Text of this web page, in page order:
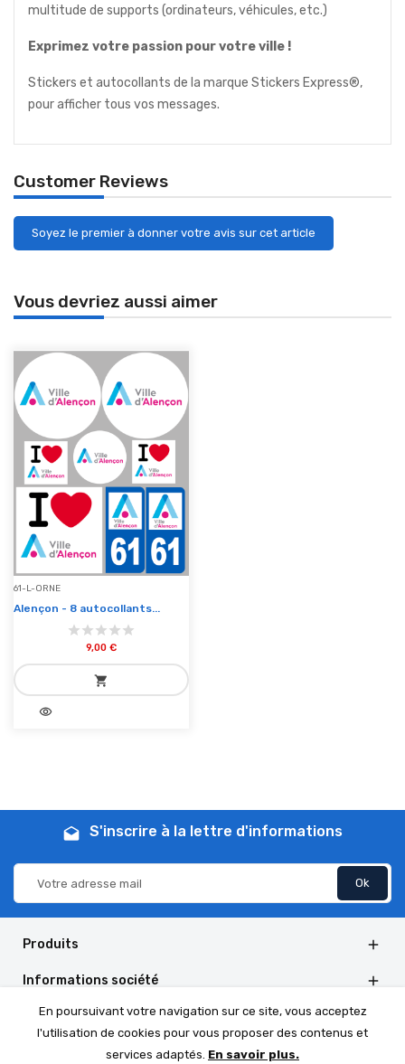
multitude de supports (ordinateurs, véhicules, etc.)
Exprimez votre passion pour votre ville !
Stickers et autocollants de la marque Stickers Express®,
pour afficher tous vos messages.
Customer Reviews
Soyez le premier à donner votre avis sur cet article
Vous devriez aussi aimer
61-L-ORNE
Alençon - 8 autocollants...
9,00 €
shopping_cart
add_shopping_cartvisibility
drafts S'inscrire à la lettre d'informations
Produits 
Informations société 
Informations de la boutique 
En poursuivant votre navigation sur ce site, vous acceptez
l'utilisation de cookies pour vous proposer des contenus et
services adaptés. En savoir plus.